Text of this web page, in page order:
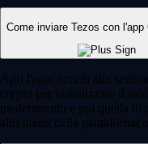
Come inviare Tezos con l'app
Apri l'app, accedi alla
crypto per visualizzare il
trasferimento e poi quella
altri utenti della piattaforma